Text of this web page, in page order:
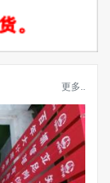
更多..